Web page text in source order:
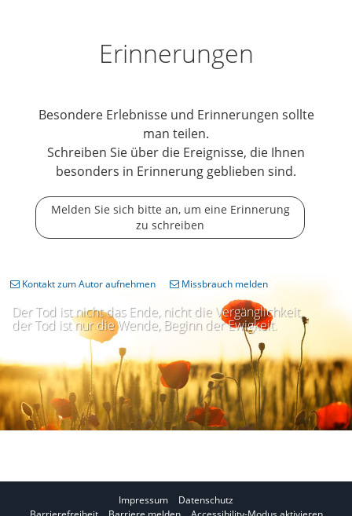
Erinnerungen
Besondere Erlebnisse und Erinnerungen sollte
man teilen.
Schreiben Sie über die Ereignisse, die Ihnen
besonders in Erinnerung geblieben sind.
Melden Sie sich bitte an, um eine Erinnerung
zu schreiben
Der Tod ist nicht das Ende, nicht die Vergänglichkeit,
der Tod ist nur die Wende, Beginn der Ewigkeit.
Kontakt zum Autor aufnehmen Missbrauch melden
Impressum
Datenschutz
I